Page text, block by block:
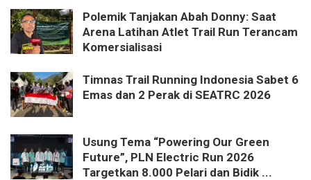
Polemik Tanjakan Abah Donny: Saat
Arena Latihan Atlet Trail Run Terancam
Komersialisasi
Timnas Trail Running Indonesia Sabet 6
Emas dan 2 Perak di SEATRC 2026
Usung Tema “Powering Our Green
Future”, PLN Electric Run 2026
Targetkan 8.000 Pelari dan Bidik ...